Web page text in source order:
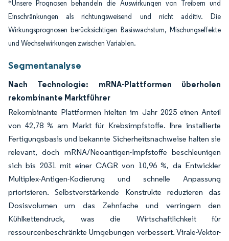
*Unsere Prognosen behandeln die Auswirkungen von Treibern und
Einschränkungen als richtungsweisend und nicht additiv. Die
Wirkungsprognosen berücksichtigen Basiswachstum, Mischungseffekte
und Wechselwirkungen zwischen Variablen.
Segmentanalyse
Nach Technologie: mRNA-Plattformen überholen
rekombinante Marktführer
Rekombinante Plattformen hielten im Jahr 2025 einen Anteil
von 42,78 % am Markt für Krebsimpfstoffe. Ihre installierte
Fertigungsbasis und bekannte Sicherheitsnachweise halten sie
relevant, doch mRNA/Neoantigen-Impfstoffe beschleunigen
sich bis 2031 mit einer CAGR von 10,96 %, da Entwickler
Multiplex-Antigen-Kodierung und schnelle Anpassung
priorisieren. Selbstverstärkende Konstrukte reduzieren das
Dosisvolumen um das Zehnfache und verringern den
Kühlkettendruck, was die Wirtschaftlichkeit für
ressourcenbeschränkte Umgebungen verbessert. Virale-Vektor-